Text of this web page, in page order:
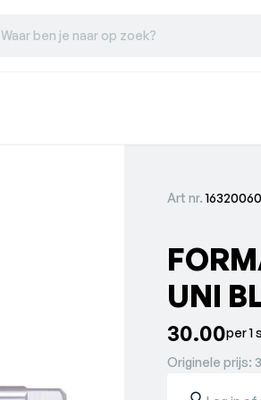
Waar ben je naar op zoek?
Art nr.16320060
UNI
30.00per 1
Originele prijs: